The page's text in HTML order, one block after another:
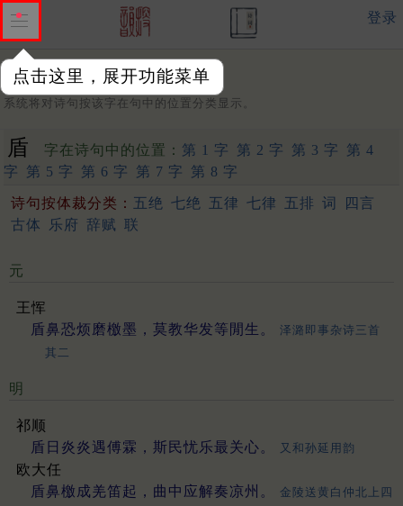
点击这里，展开功能菜单
登录
字：
系统将对诗句按该字在句中的位置分类显示。
盾 字在诗句中的位置： 第 1 字 第 2 字 第 3 字
第 4
字
第 5 字 第 6 字 第 7 字 第 8 字
诗句按体裁分类： 五绝 七绝 五律 七律 五排 词
四言
古体
乐府 辞赋 联
元
王恽
盾鼻恐烦磨檄墨，莫教华发等閒生。
泽潞即事杂诗三首
其二
明
祁顺
盾日炎炎遇傅霖，斯民忧乐最关心。
又和孙延用韵
欧大任
盾鼻檄成羌笛起，曲中应解奏凉州。
金陵送黄白仲北上四